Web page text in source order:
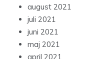
august 2021
juli 2021
juni 2021
maj 2021
april 2021